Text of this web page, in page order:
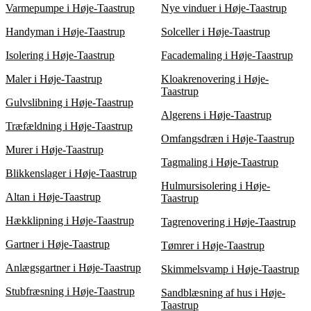
fair pris.
Varmepumpe i Høje-Taastrup
Handyman i Høje-Taastrup
Isolering i Høje-Taastrup
Maler i Høje-Taastrup
Gulvslibning i Høje-Taastrup
Træfældning i Høje-Taastrup
Murer i Høje-Taastrup
Blikkenslager i Høje-Taastrup
Altan i Høje-Taastrup
Hækklipning i Høje-Taastrup
Gartner i Høje-Taastrup
Anlægsgartner i Høje-Taastrup
Stubfræsning i Høje-Taastrup
Nye vinduer i Høje-Taastrup
Solceller i Høje-Taastrup
Facademaling i Høje-Taastrup
Kloakrenovering i Høje-
Taastrup
Algerens i Høje-Taastrup
Omfangsdræn i Høje-Taastrup
Tagmaling i Høje-Taastrup
Hulmursisolering i Høje-
Taastrup
Tagrenovering i Høje-Taastrup
Tømrer i Høje-Taastrup
Skimmelsvamp i Høje-Taastrup
Sandblæsning af hus i Høje-
Taastrup